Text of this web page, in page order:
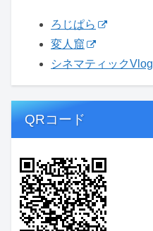
ろじぱら
変人窟
シネマティックVlog
QRコード